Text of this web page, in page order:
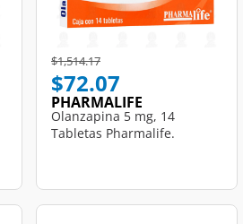
Price reduced from
$1,514.17to
$72.07
PHARMALIFE
Olanzapina 5 mg, 14
Tabletas Pharmalife.